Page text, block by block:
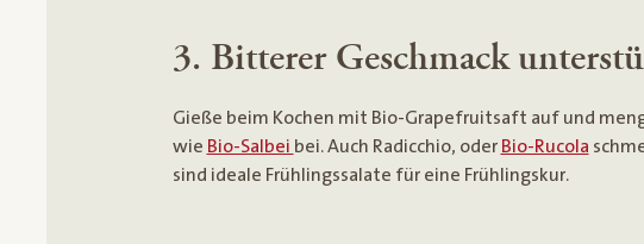
3. Bitterer Geschmack
Gieße beim Kochen mit Bio-Grapefruitsaft auf und
wie Bio-Salbei bei. Auch Radicchio, oder Bio-Rucola
sind ideale Frühlingssalate für eine Frühlingskur.